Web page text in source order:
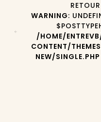
WARNING:
/HOME/
CONTENT/
NEW/SINGLE.PHP